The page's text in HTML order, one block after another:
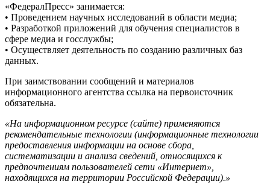
«ФедералПресс» занимается:
• Проведением научных исследований в области медиа;
• Разработкой приложений для обучения специалистов в
сфере медиа и госслужбы;
• Осуществляет деятельность по созданию различных баз
данных.
При заимствовании сообщений и материалов
информационного агентства ссылка на первоисточник
обязательна.
«На информационном ресурсе (сайте) применяются
рекомендательные технологии (информационные технологии
предоставления информации на основе сбора,
систематизации и анализа сведений, относящихся к
предпочтениям пользователей сети «Интернет»,
находящихся на территории Российской Федерации).»